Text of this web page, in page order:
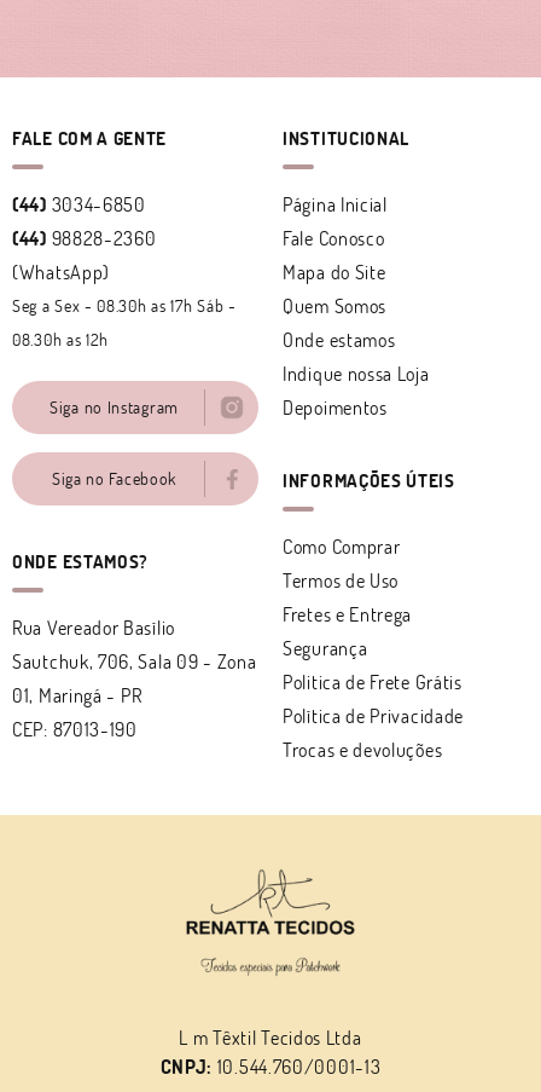
FALE COM A GENTE
(44) 3034-6850
(44) 98828-2360
(WhatsApp)
Seg a Sex - 08.30h as 17h Sáb -
08.30h as 12h
Siga no Instagram
Siga no Facebook
ONDE ESTAMOS?
Rua Vereador Basílio
Sautchuk, 706, Sala 09 - Zona
01, Maringá - PR
CEP: 87013-190
INSTITUCIONAL
Página Inicial
Fale Conosco
Mapa do Site
Quem Somos
Onde estamos
Indique nossa Loja
Depoimentos
INFORMAÇÕES ÚTEIS
Como Comprar
Termos de Uso
Fretes e Entrega
Segurança
Politica de Frete Grátis
Política de Privacidade
Trocas e devoluções
L m Têxtil Tecidos Ltda
CNPJ: 10.544.760/0001-13